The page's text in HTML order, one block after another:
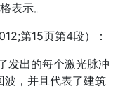
表示。
第15页第4段）：
发出的每个激光脉冲
波，并且代表了建筑